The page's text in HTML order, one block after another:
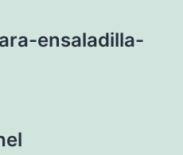
ensaladilla-